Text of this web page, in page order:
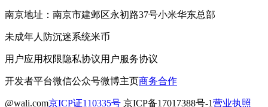
南京地址：南京市建邺区永初路37号小米华东总部
未成年人防沉迷系统米币
用户应用权限隐私协议用户服务协议
开发者平台微信公众号微博主页商务合作
@wali.com京ICP证110335号 京ICP备17017388号-1营业执照